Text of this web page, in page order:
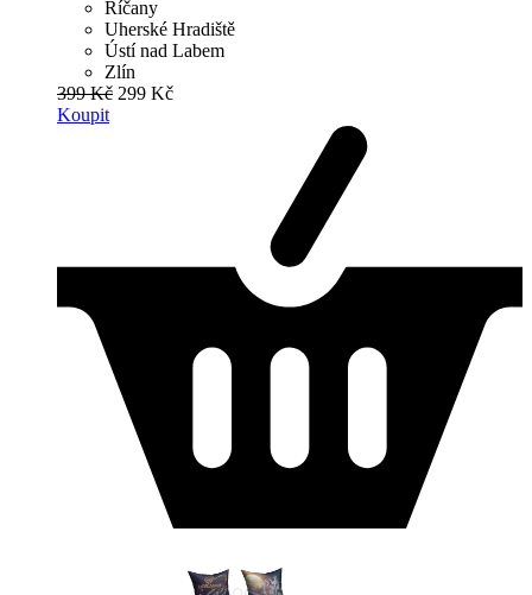
Říčany
Uherské Hradiště
Ústí nad Labem
Zlín
399 Kč 299 Kč
Koupit